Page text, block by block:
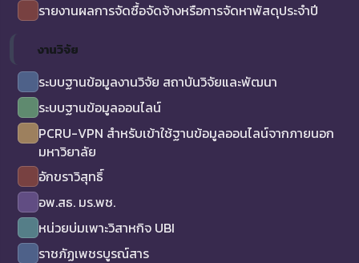
รายงานผลการจัดซื้อจัดจ้างหรือการจัดหาพัสดุประจำปี
งานวิจัย
ระบบฐานข้อมูลงานวิจัย สถาบันวิจัยและพัฒนา
ระบบฐานข้อมูลออนไลน์
PCRU-VPN สำหรับเข้าใช้ฐานข้อมูลออนไลน์จากภายนอก
มหาวิยาลัย
อักขราวิสุทธิ์
อพ.สธ. มร.พช.
หน่วยบ่มเพาะวิสาหกิจ UBI
ราชภัฏเพชรบูรณ์สาร